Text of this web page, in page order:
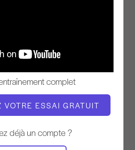
complet
ESSAI GRATUIT
déjà un compte ?
SIMILAIRES POUR